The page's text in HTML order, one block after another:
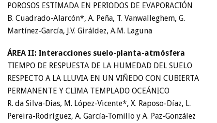
POROSOS ESTIMADA EN PERIODOS DE EVAPORACIÓN
B. Cuadrado-Alarcón*, A. Peña, T. Vanwalleghem, G.
Martínez-García, J.V. Giráldez, A.M. Laguna
ÁREA II: Interacciones suelo-planta-atmósfera
TIEMPO DE RESPUESTA DE LA HUMEDAD DEL SUELO
RESPECTO A LA LLUVIA EN UN VIÑEDO CON CUBIERTA
PERMANENTE Y CLIMA TEMPLADO OCEÁNICO
R. da Silva-Dias, M. López-Vicente*, X. Raposo-Díaz, L.
Pereira-Rodríguez, A. García-Tomillo y A. Paz-González